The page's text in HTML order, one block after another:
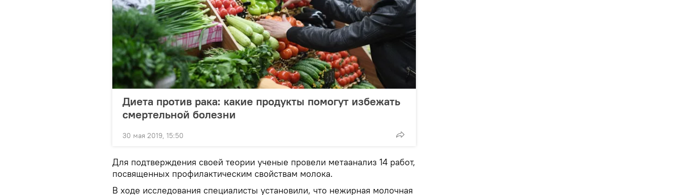
Диета против рака: какие продукты помогут избежать
смертельной болезни
30 мая 2019, 15:50
Для подтверждения своей теории ученые провели метаанализ 14 работ,
посвященных профилактическим свойствам молока.
В ходе исследования специалисты установили, что нежирная молочная